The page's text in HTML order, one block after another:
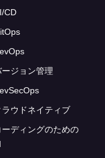
CD
ージョン管理
ラウドネイティブ
ーディングのための